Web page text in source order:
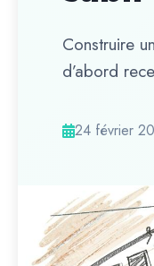
Construire
d’abord
24 février